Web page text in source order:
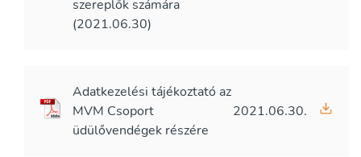
szereplők számára
(2021.06.30)
Adatkezelési tájékoztató az
MVM Csoport
üdülővendégek részére
2021.06.30.